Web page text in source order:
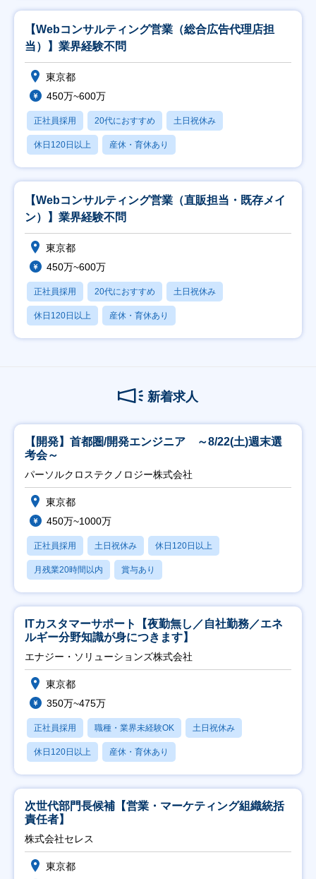
【Webコンサルティング営業（総合広告代理店担
当）】業界経験不問
東京都
450万~600万
正社員採用 20代におすすめ 土日祝休み
休日120日以上 産休・育休あり
【Webコンサルティング営業（直販担当・既存メイ
ン）】業界経験不問
東京都
450万~600万
正社員採用 20代におすすめ 土日祝休み
休日120日以上 産休・育休あり
新着求人
【開発】首都圏/開発エンジニア ～8/22(土)週末選
考会～
パーソルクロステクノロジー株式会社
東京都
450万~1000万
正社員採用 土日祝休み 休日120日以上
月残業20時間以内 賞与あり
ITカスタマーサポート【夜勤無し／自社勤務／エネ
ルギー分野知識が身につきます】
エナジー・ソリューションズ株式会社
東京都
350万~475万
正社員採用 職種・業界未経験OK 土日祝休み
休日120日以上 産休・育休あり
次世代部門長候補【営業・マーケティング組織統括
責任者】
株式会社セレス
東京都